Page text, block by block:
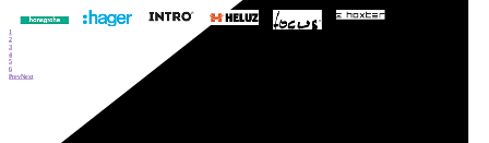
1
2
3
4
5
6
PrevNext